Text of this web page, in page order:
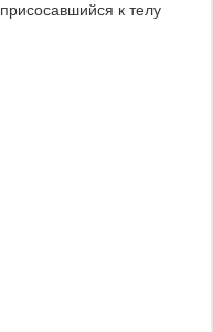
к телу